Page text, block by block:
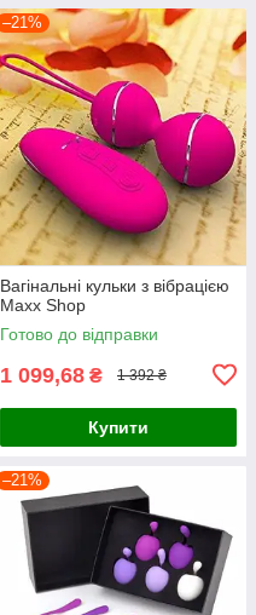
–21%
Вагінальні кульки з вібрацією
Maxx Shop
Готово до відправки
1 099,68 ₴ 1 392 ₴
Купити
–21%